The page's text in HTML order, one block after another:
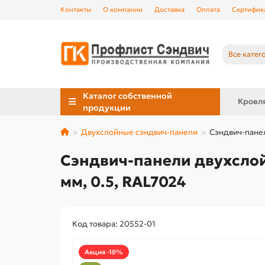
Контакты О компании Доставка Оплата
Все
Каталог собственной
продукции
Двухслойные сэндвич-панели Сэндвич-
Сэндвич-панели
мм, 0.5, RAL7024
Код товара: 20552-01
Акция -18%